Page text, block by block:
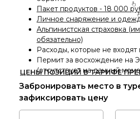
ЦЕНЫ ПОЗИЦИЙ В ТАРИФЕ
Пакет продуктов - 18 000
Личное снаряжение и
Альпинистская страховка
обязательно)
Расходы, которые не
Пермит за восхождение на
(отсутствует на данный
Разница цены аренды
позиций снаряжения и
% с учетом включенного
Забронировать место в
зафиксировать цену